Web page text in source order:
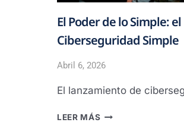
El Poder de lo Simple:
Ciberseguridad Simple
Abril 6, 2026
El lanzamiento de
LEER MÁSEL